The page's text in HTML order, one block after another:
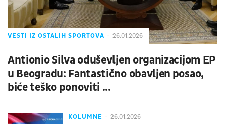
VESTI IZ OSTALIH SPORTOVA 26.01.2026
Antionio Silva oduševljen organizacijom EP
u Beogradu: Fantastično obavljen posao,
biće teško ponoviti ...
KOLUMNE 26.01.2026